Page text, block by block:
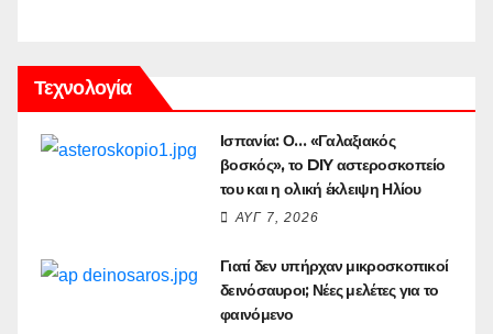
Τεχνολογία
Ισπανία: Ο… «Γαλαξιακός
βοσκός», το DIY αστεροσκοπείο
του και η ολική έκλειψη Ηλίου
ΑΥΓ 7, 2026
Γιατί δεν υπήρχαν μικροσκοπικοί
δεινόσαυροι; Νέες μελέτες για το
φαινόμενο